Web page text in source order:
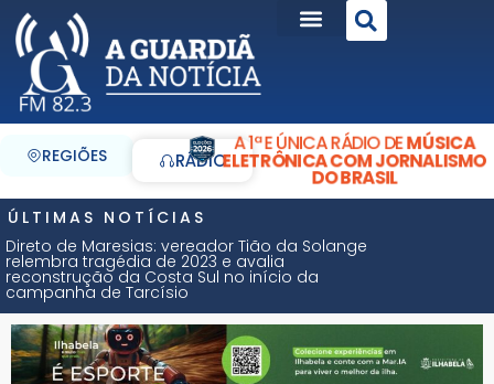
REGIÕES RÁDIO
A 1ª E ÚNICA RÁDIO DEMÚSICA
ELETRÔNICA COM JORNALISMO
DO BRASIL
ÚLTIMAS NOTÍCIAS
Direto de Maresias: vereador Tião da Solange
relembra tragédia de 2023 e avalia
reconstrução da Costa Sul no início da
campanha de Tarcísio